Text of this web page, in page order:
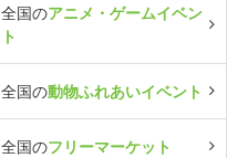
全国のアニメ・ゲームイベン
ト
全国の動物ふれあいイベント
全国のフリーマーケット